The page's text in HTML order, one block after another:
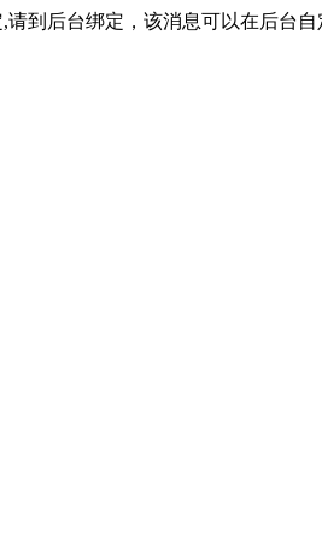
请到后台绑定，该消息可以在后台自